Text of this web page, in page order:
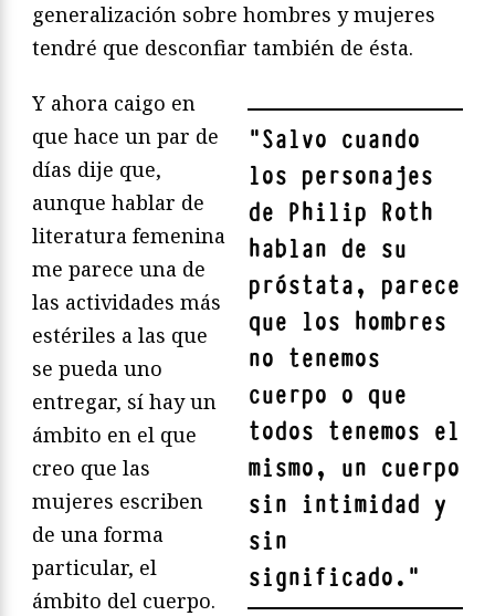
generalización sobre hombres y mujeres
tendré que desconfiar también de ésta.
"Salvo cuando
los personajes
de Philip Roth
hablan de su
próstata, parece
que los hombres
no tenemos
cuerpo o que
todos tenemos el
mismo, un cuerpo
sin intimidad y
sin
significado. "
Y ahora caigo en
que hace un par de
días dije que,
aunque hablar de
literatura femenina
me parece una de
las actividades más
estériles a las que
se pueda uno
entregar, sí hay un
ámbito en el que
creo que las
mujeres escriben
de una forma
particular, el
ámbito del cuerpo.